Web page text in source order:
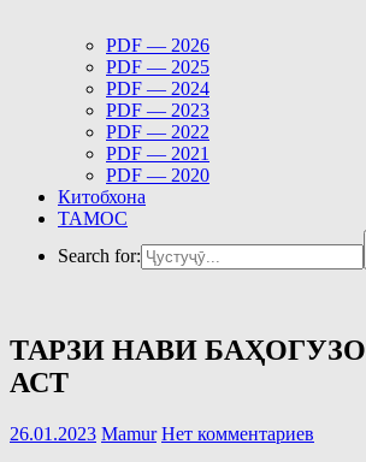
PDF — 2026
PDF — 2025
PDF — 2024
PDF — 2023
PDF — 2022
PDF — 2021
PDF — 2020
Китобхона
ТАМОС
Search for:
ТАРЗИ НАВИ
АСТ
26.01.2023 Mamur Нет комментариев